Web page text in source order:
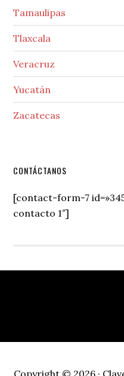
Tamaulipas
Tlaxcala
Veracruz
Yucatán
Zacatecas
Secondary
Sidebar
CONTÁCTANOS
[contact-form-7
contacto 1″]
Copyright © 2026 ·